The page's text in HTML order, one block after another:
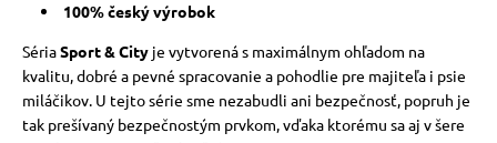
100% český výrobok
SériaSport & Cityje vytvorená s maximálnym ohľadom na
kvalitu, dobré a pevné spracovanie a pohodlie pre majiteľa i psie
miláčikov. U tejto série sme nezabudli ani bezpečnosť, popruh je
tak prešívaný bezpečnostým prvkom, vďaka ktorému sa aj v šere